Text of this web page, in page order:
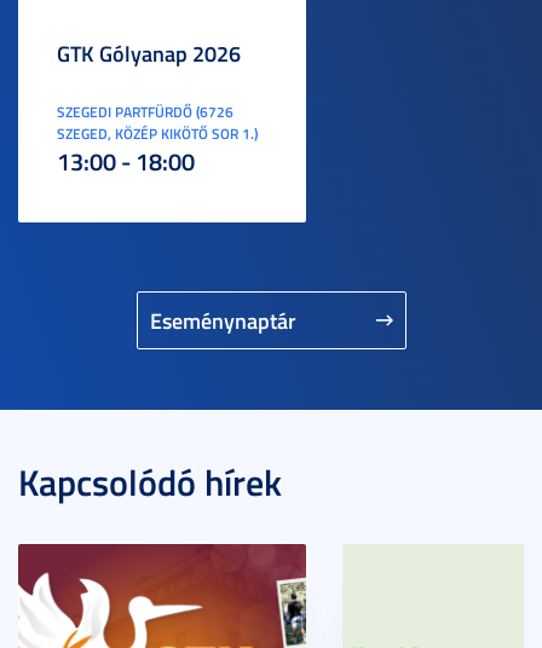
Eseménynaptár
GTK Gólyanap 2026
SZEGEDI PARTFÜRDŐ (6726
SZEGED, KÖZÉP KIKÖTŐ SOR 1.)
13:00 - 18:00
Kapcsolódó hírek